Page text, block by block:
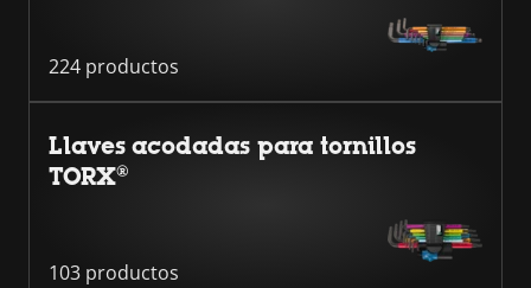
224 productos
Llaves acodadas para tornillos
TORX®
103 productos